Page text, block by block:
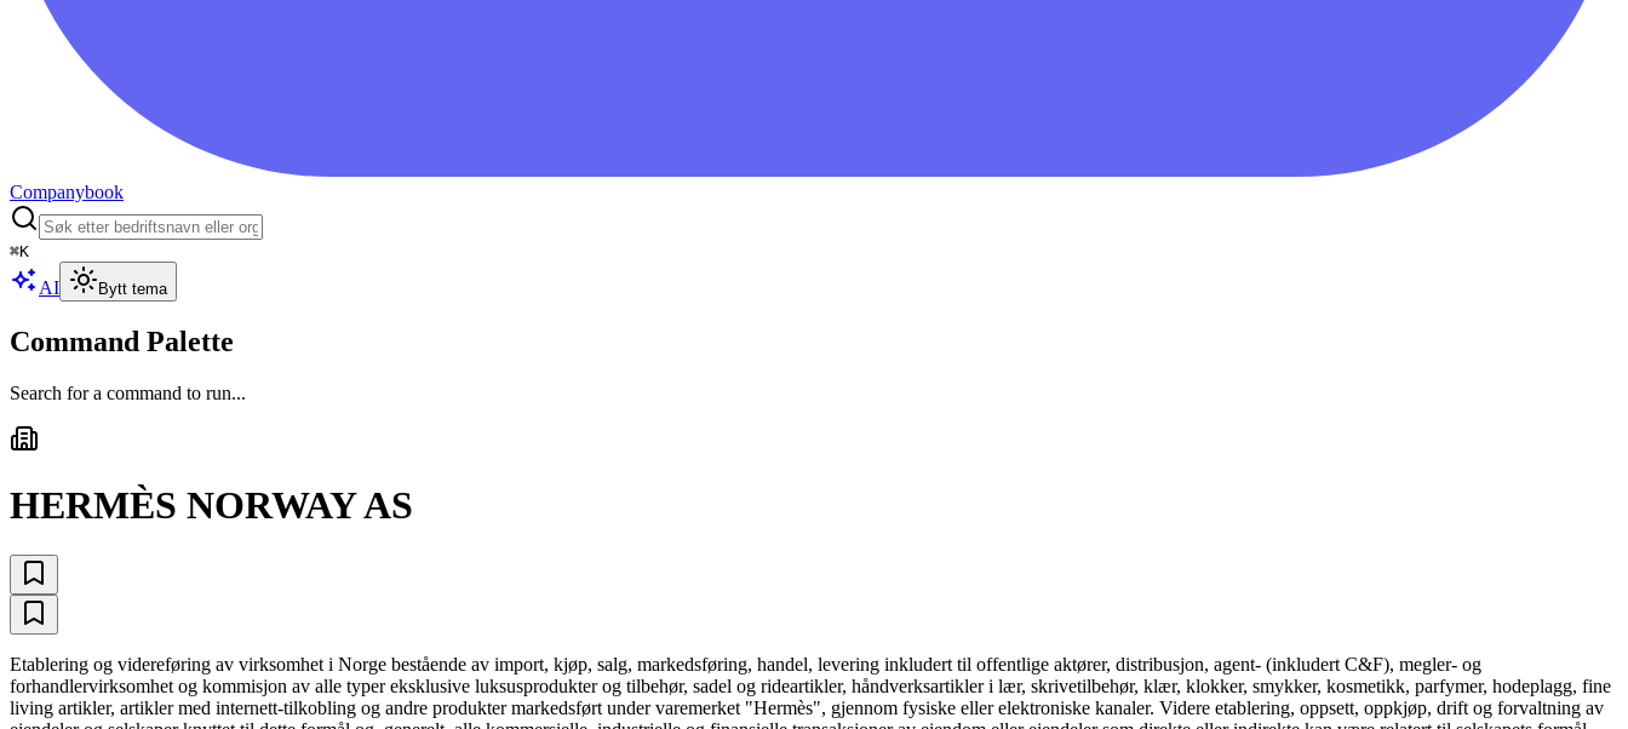
Companybook
⌘K
AI Bytt tema
Command Palette
Search for a command to run...
HERMÈS NORWAY AS
Etablering og videreføring av virksomhet i Norge bestående av import, kjøp, salg, markedsføring, handel, levering inkludert til offentlige aktører, distribusjon, agent- (inkludert C&F), megler- og
forhandlervirksomhet og kommisjon av alle typer eksklusive luksusprodukter og tilbehør, sadel og rideartikler, håndverksartikler i lær, skrivetilbehør, klær, klokker, smykker, kosmetikk, parfymer, hodeplagg, fine
living artikler, artikler med internett-tilkobling og andre produkter markedsført under varemerket "Hermès", gjennom fysiske eller elektroniske kanaler. Videre etablering, oppsett, oppkjøp, drift og forvaltning av